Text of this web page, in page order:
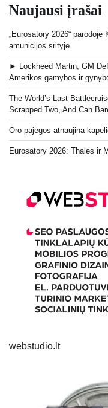
Naujausi įrašai
„Eurosatory 2026“
amunicijos srityje
► Lockheed Martin, GM
Amerikos gamybos ir
The World’s Last
Scrapped Two, And Can
Oro pajėgos atnaujina
Eurosatory 2026: Thales ir
webstudio.lt